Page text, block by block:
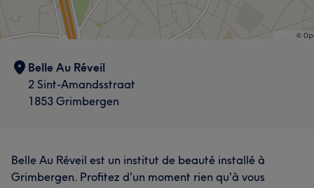
Belle Au Réveil
2 Sint-Amandsstraat
1853 Grimbergen
Belle Au Réveil est un institut de beauté installé à
Grimbergen. Profitez d'un moment rien qu'à vous